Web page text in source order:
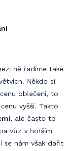
ně řadíme také
Někdo si
oblečení, to
vyšší. Takto
, ale často to
vůz v horším
se nám však dařit